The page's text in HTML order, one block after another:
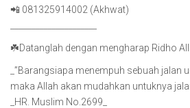
📲 081325914002 (Akhwat)
☘️Datanglah dengan mengharap Ridho
_”Barangsiapa menempuh sebuah jalan
maka Allah akan mudahkan untuknya
_HR. Muslim No.2699_